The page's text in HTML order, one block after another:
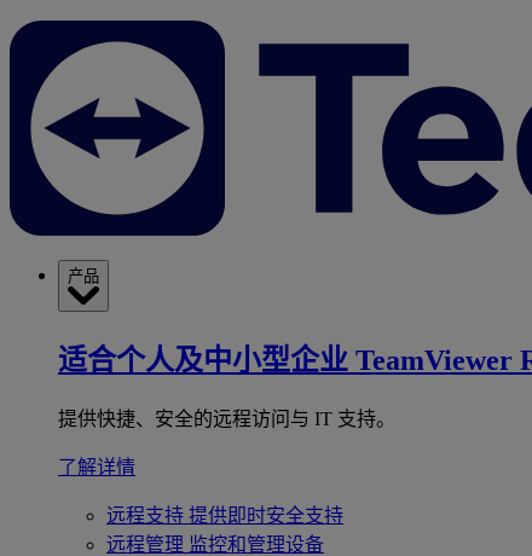
产品
适合个人及中小型企业 TeamViewer
提供快捷、安全的远程访问与 IT 支持。
了解详情
远程支持 提供即时安全支持
远程管理 监控和管理设备